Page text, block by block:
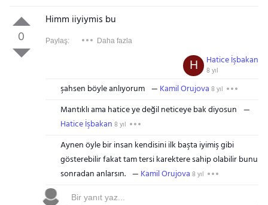
0
Himm iiyiymis bu
Paylaş: Daha fazla
Hatice İşbakan
8 yıl
H
şahsen böyle anlıyorum Kamil Orujova 8 yıl
Mantıklı ama hatice ye değil neticeye bak diyosun
Hatice İşbakan 8 yıl
Aynen öyle bir insan kendisini ilk başta iyimiş gibi
gösterebilir fakat tam tersi karektere sahip olabilir bunu
sonradan anlarsın.
Kamil Orujova 8 yıl